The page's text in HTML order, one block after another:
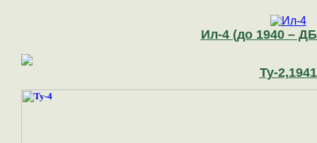
Ил-4 (до 1940 –
Ту-2,1941